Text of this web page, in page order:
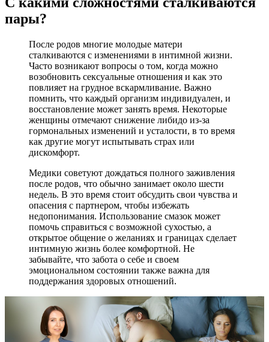
пары?
После родов многие молодые матери
сталкиваются с изменениями в интимной жизни.
Часто возникают вопросы о том, когда можно
возобновить сексуальные отношения и как это
повлияет на грудное вскармливание. Важно
помнить, что каждый организм индивидуален, и
восстановление может занять время. Некоторые
женщины отмечают снижение либидо из-за
гормональных изменений и усталости, в то время
как другие могут испытывать страх или
дискомфорт.
Медики советуют дождаться полного заживления
после родов, что обычно занимает около шести
недель. В это время стоит обсудить свои чувства и
опасения с партнером, чтобы избежать
недопонимания. Использование смазок может
помочь справиться с возможной сухостью, а
открытое общение о желаниях и границах сделает
интимную жизнь более комфортной. Не
забывайте, что забота о себе и своем
эмоциональном состоянии также важна для
поддержания здоровых отношений.